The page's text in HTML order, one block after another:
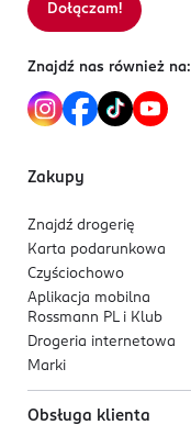
Dołączam!
Znajdź nas również na:
Zakupy
Znajdź drogerię
Karta podarunkowa
Czyściochowo
Aplikacja mobilna
Rossmann PL i Klub
Drogeria internetowa
Marki
Obsługa klienta